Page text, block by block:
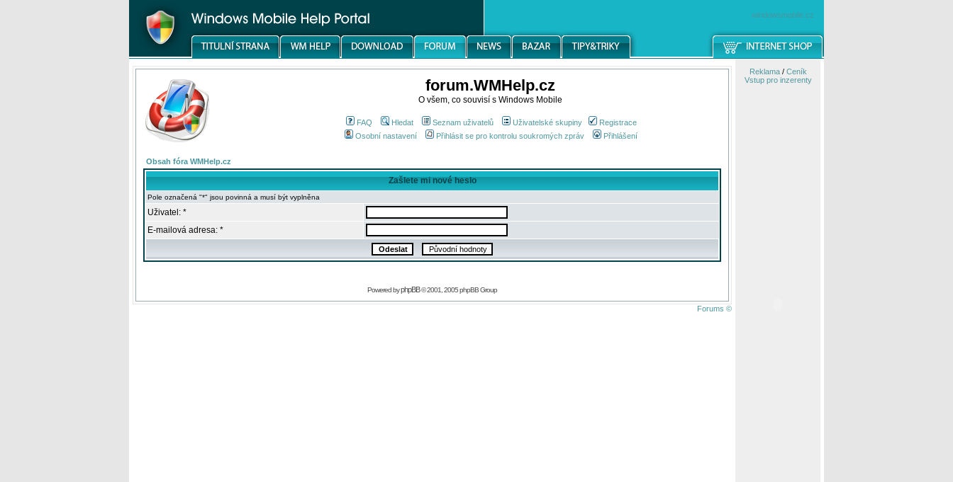
windowsmobile.cz
forum.WMHelp.cz
O všem, co souvisí s Windows Mobile
FAQ Hledat Seznam uživatelů Uživatelské skupiny
Registrace
Osobní nastavení
Přihlásit se pro kontrolu soukromých zpráv Přihlášení
Obsah fóra WMHelp.cz
Zašlete mi nové heslo
Pole označená "*" jsou povinná a musí být vyplněna
Uživatel: *
E-mailová adresa: *
Powered byphpBB© 2001, 2005 phpBB Group
Forums ©
Reklama/ Ceník
Vstup pro inzerenty